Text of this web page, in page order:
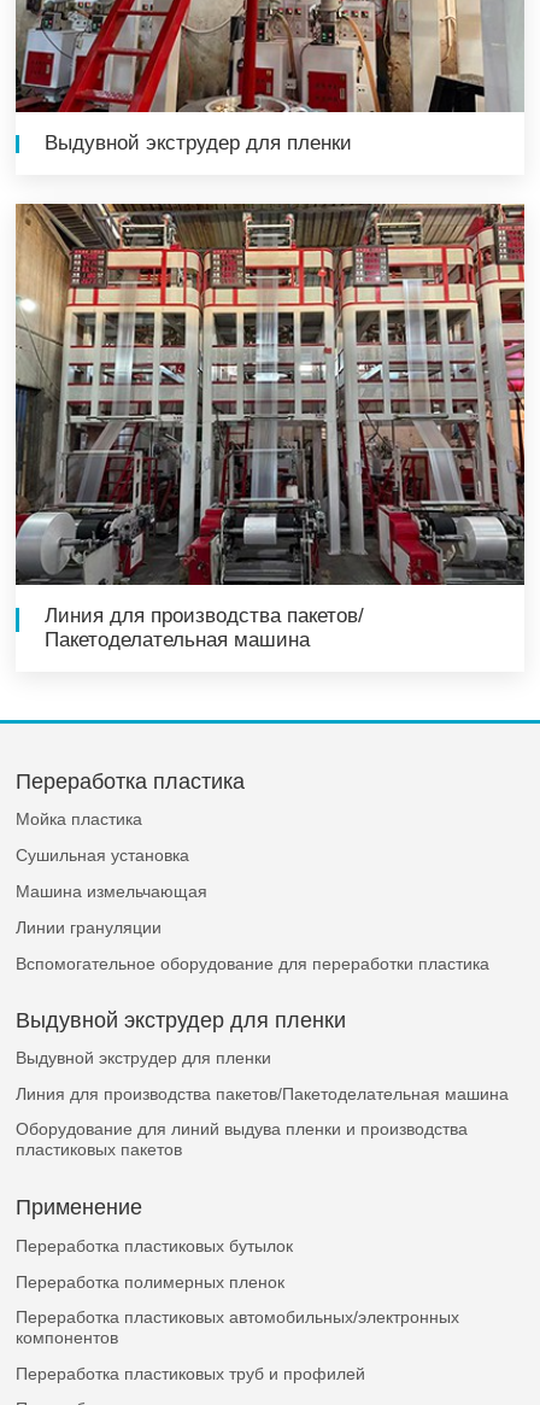
Выдувной экструдер для пленки
Линия для производства пакетов/
Пакетоделательная машина
Переработка пластика
Мойка пластика
Сушильная установка
Машина измельчающая
Линии грануляции
Вспомогательное оборудование для переработки пластика
Выдувной экструдер для пленки
Выдувной экструдер для пленки
Линия для производства пакетов/Пакетоделательная машина
Оборудование для линий выдува пленки и производства
пластиковых пакетов
Применение
Переработка пластиковых бутылок
Переработка полимерных пленок
Переработка пластиковых автомобильных/электронных
компонентов
Переработка пластиковых труб и профилей